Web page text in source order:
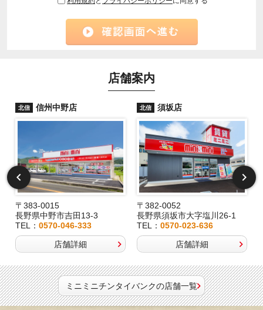
店舗案内
北信 信州中野店
〒383-0015
長野県中野市吉田13-3
TEL： 0570-046-333
店舗詳細
北信 須坂店
〒382-0052
長野県須坂市大字塩川26-1
TEL：0570-023-636
店舗詳細
ミニミニチンタイバンクの店舗一覧